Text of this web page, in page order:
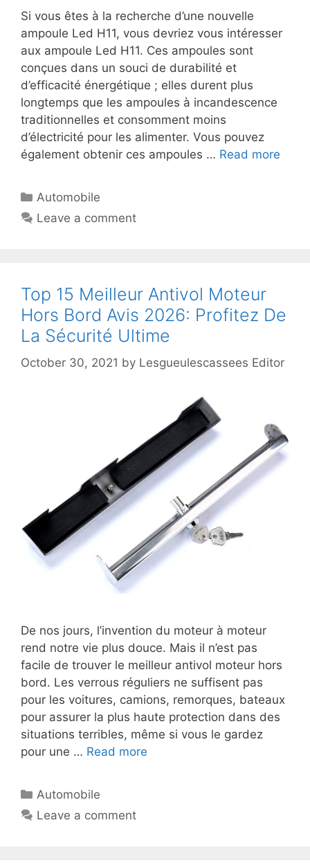
Si vous êtes à la recherche d’une nouvelle
ampoule Led H11, vous devriez vous intéresser
aux ampoule Led H11. Ces ampoules sont
conçues dans un souci de durabilité et
d’efficacité énergétique ; elles durent plus
longtemps que les ampoules à incandescence
traditionnelles et consomment moins
d’électricité pour les alimenter. Vous pouvez
également obtenir ces ampoules … Read more
Automobile
Leave a comment
Top 15 Meilleur Antivol Moteur
Hors Bord Avis 2026: Profitez De
La Sécurité Ultime
October 30, 2021 by Lesgueulescassees Editor
De nos jours, l’invention du moteur à moteur
rend notre vie plus douce. Mais il n’est pas
facile de trouver le meilleur antivol moteur hors
bord. Les verrous réguliers ne suffisent pas
pour les voitures, camions, remorques, bateaux
pour assurer la plus haute protection dans des
situations terribles, même si vous le gardez
pour une … Read more
Automobile
Leave a comment